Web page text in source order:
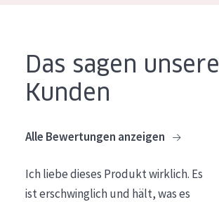
Serum
Reinigung
PRODUKTLINIE
Lift+
Das sagen unsere
Kunden
Alle Bewertungen anzeigen
Ich liebe dieses Produkt wirklich. Es
ist erschwinglich und hält, was es